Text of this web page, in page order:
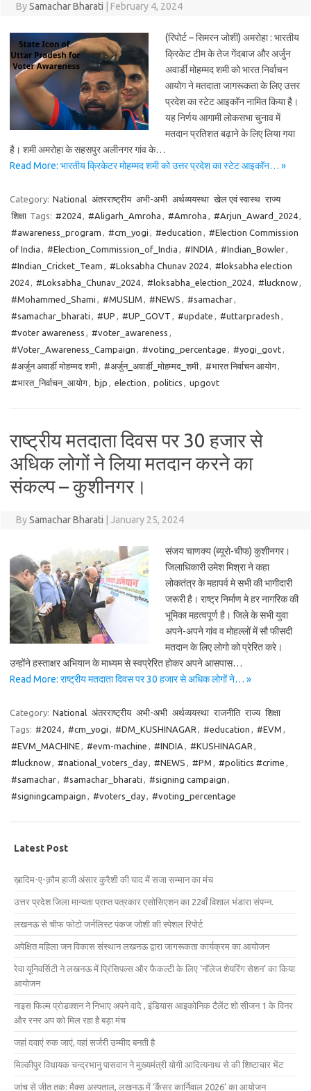
BySamachar Bharati February 4, 2024
(रिपोर्ट – सिमरन जोशी) अमरोहा : भारतीय
क्रिकेट टीम के तेज गेंदबाज और अर्जुन
अवार्डी मोहम्मद शमी को भारत निर्वाचन
आयोग ने मतदाता जागरूकता के लिए उत्तर
प्रदेश का स्टेट आइकॉन नामित किया है।
यह निर्णय आगामी लोकसभा चुनाव में
मतदान प्रतिशत बढ़ाने के लिए लिया गया
है। शमी अमरोहा के सहसपुर अलीनगर गांव के…
Read More: भारतीय क्रिकेटर मोहम्मद शमी को उत्तर प्रदेश का स्टेट आइकॉन… »
Category: National अंतरराष्ट्रीय अभी-अभी अर्थव्ययस्था खेल एवं स्वास्थ राज्य
शिक्षा Tags: #2024, #Aligarh_Amroha , #Amroha , #Arjun_Award_2024,
#awareness_program , #cm_yogi , #education , #Election Commission
of India , #Election_Commission_of_India , #INDIA , #Indian_Bowler,
#Indian_Cricket_Team , #Loksabha Chunav 2024, #loksabha election
2024, #Loksabha_Chunav_2024, #loksabha_election_2024, #lucknow,
#Mohammed_Shami , #MUSLIM , #NEWS , #samachar,
#samachar_bharati , #UP , #UP_GOVT , #update , #uttarpradesh ,
#voter awareness , #voter_awareness ,
#Voter_Awareness_Campaign , #voting_percentage , #yogi_govt,
#अर्जुन अवार्डी मोहम्मद शमी, #अर्जुन_अवार्डी_मोहम्मद_शमी, #भारत निर्वाचन आयोग,
#भारत_निर्वाचन_आयोग, bjp , election , politics , upgovt
राष्ट्रीय मतदाता दिवस पर 30 हजार से
अधिक लोगों ने लिया मतदान करने का
संकल्प – कुशीनगर।
BySamachar Bharati January 25, 2024
संजय चाणक्य (ब्यूरो-चीफ) कुशीनगर।
जिलाधिकारी उमेश मिश्रा ने कहा
लोकतंत्र के महापर्व मे सभी की भागीदारी
जरूरी है। राष्ट्र निर्माण मे हर नागरिक की
भूमिका महत्वपूर्ण है। जिले के सभी युवा
अपने-अपने गांव व मोहल्लों में सौ फीसदी
मतदान के लिए लोगो को प्रेरित करे।
उन्होंने हस्ताक्षर अभियान के माध्यम से स्वप्रेरित होकर अपने आसपास…
Read More: राष्ट्रीय मतदाता दिवस पर 30 हजार से अधिक लोगों ने… »
Category: National अंतरराष्ट्रीय अभी-अभी अर्थव्ययस्था राजनीति राज्य शिक्षा
Tags: #2024, #cm_yogi , #DM_KUSHINAGAR , #education , #EVM ,
#EVM_MACHINE, #evm-machine , #INDIA , #KUSHINAGAR ,
#lucknow, #national_voters_day, #NEWS , #PM , #politics #crime ,
#samachar, #samachar_bharati , #signing campaign ,
#signingcampaign , #voters_day, #voting_percentage
Latest Post
ख़ादिम-ए-क़ौम हाजी अंसार कुरैशी की याद में सजा सम्मान का मंच
उत्तर प्रदेश जिला मान्यता प्राप्त पत्रकार एसोसिएशन का 22वाँ विशाल भंडारा संपन्न.
लखनऊ से चीफ फोटो जर्नलिस्ट पंकज जोशी की स्पेशल रिपोर्ट
अपेक्षित महिला जन विकास संस्थान लखनऊ द्वारा जागरूकता कार्यक्रम का आयोजन
रेवा यूनिवर्सिटी ने लखनऊ में प्रिंसिपल्स और फैकल्टी के लिए ‘नॉलेज शेयरिंग सेशन’ का किया
आयोजन
नाइस फिल्म प्रोडक्शन ने निभाए अपने वादे , इंडियास आइकोनिक टैलेंट शो सीजन 1 के विनर
और रनर अप को मिल रहा है बड़ा मंच
जहां दवाएं रुक जाएं, वहां सर्जरी उम्मीद बनती है
मिल्कीपुर विधायक चन्द्रभानु पासवान ने मुख्यमंत्री योगी आदित्यनाथ से की शिष्टाचार भेंट
जांच से जीत तक: मैक्स अस्पताल, लखनऊ में ‘कैंसर कार्निवाल 2026’ का आयोजन